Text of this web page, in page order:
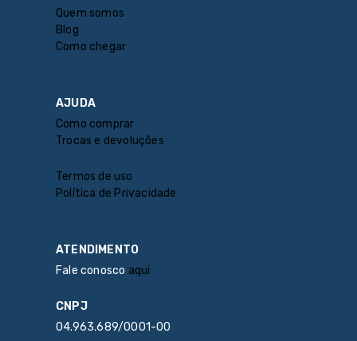
Quem somos
Blog
Como chegar
AJUDA
Como comprar
Trocas e devoluções
Termos de uso
Política de Privacidade
ATENDIMENTO
Fale conosco aqui
CNPJ
04.963.689/0001-00